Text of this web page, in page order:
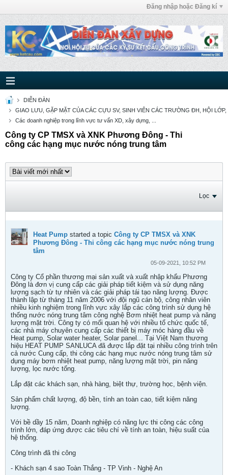
Đăng nhập hoặc Đăng kí
DIỄN ĐÀN
GIAO LƯU, GẶP MẶT CỦA CÁC CỰU SV, SINH VIÊN CÁC TRƯỜNG ĐH, HỘI LỚP,
Các doanh nghiệp trong lĩnh vực tư vấn XD, xây dựng, ...
Công ty CP TMSX và XNK Phương Đông - Thi
công các hạng mục nước nóng trung tâm
Lọc
Heat Pump started a topic Công ty CP TMSX và XNK
Phương Đông - Thi công các hạng mục nước nóng trung
tâm
05-09-2021, 10:52 PM
Công ty Cổ phần thương mại sản xuất và xuất nhập khẩu Phương
Đông là đơn vị cung cấp các giải pháp tiết kiệm và sử dụng năng
lượng sạch từ tự nhiên và các giải pháp tái tạo năng lượng. Được
thành lập từ tháng 11 năm 2006 với đội ngũ cán bộ, công nhân viên
nhiều kinh nghiệm trong lĩnh vực xây lắp các công trình sử dụng hệ
thống nước nóng trung tâm công nghệ Bơm nhiệt heat pump và năng
lượng mặt trời. Công ty có mối quan hệ với nhiều tổ chức quốc tế,
các nhà máy chuyên cung cấp các thiết bị máy móc hàng đầu về
Heat pump, Solar water heater, Solar panel... Tại Việt Nam thương
hiệu HEAT PUMP SANLUCA đã được lắp đặt tại nhiều công trình trên
cả nước Cung cấp, thi công các hạng mục nước nóng trung tâm sử
dụng máy bơm nhiệt heat pump, năng lượng mặt trời, pin năng
lượng, lọc nước tổng.
Lắp đặt các khách sạn, nhà hàng, biệt thự, trường học, bệnh viện.
Sản phẩm chất lượng, độ bền, tính an toàn cao, tiết kiệm năng
lượng.
Với bề dầy 15 năm, Doanh nghiệp có năng lực thi công các công
trình lớn, đáp ứng được các tiêu chí về tính an toàn, hiệu suất của
hệ thống.
Công trình đã thi công
- Khách sạn 4 sao Toàn Thắng - TP Vinh - Nghệ An